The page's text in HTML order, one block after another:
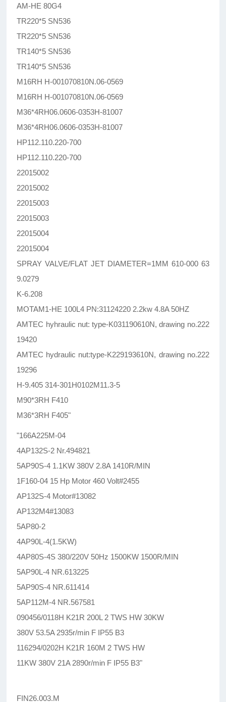
AM-HE 80G4
TR220*5 SN536
TR220*5 SN536
TR140*5 SN536
TR140*5 SN536
M16RH H-001070810N.06-0569
M16RH H-001070810N.06-0569
M36*4RH06.0606-0353H-81007
M36*4RH06.0606-0353H-81007
HP112.110.220-700
HP112.110.220-700
22015002
22015002
22015003
22015003
22015004
22015004
SPRAY VALVE/FLAT JET DIAMETER=1MM 610-000 63
9.0279
K-6.208
MOTAM1-HE 100L4 PN:31124220 2.2kw 4.8A 50HZ
AMTEC hyhraulic nut: type-K031190610N, drawing no.222
19420
AMTEC hydraulic nut:type-K229193610N, drawing no.222
19296
H-9.405 314-301H0102M11.3-5
M90*3RH F410
M36*3RH F405"
"166A225M-04
4AP132S-2 Nr.494821
5AP90S-4 1.1KW 380V 2.8A 1410R/MIN
1F160-04 15 Hp Motor 460 Volt#2455
AP132S-4 Motor#13082
AP132M4#13083
5AP80-2
4AP90L-4(1.5KW)
4AP80S-4S 380/220V 50Hz 1500KW 1500R/MIN
5AP90L-4 NR.613225
5AP90S-4 NR.611414
5AP112M-4 NR.567581
090456/0118H K21R 200L 2 TWS HW 30KW
380V 53.5A 2935r/min F IP55 B3
116294/0202H K21R 160M 2 TWS HW
11KW 380V 21A 2890r/min F IP55 B3"
FIN26.003.M